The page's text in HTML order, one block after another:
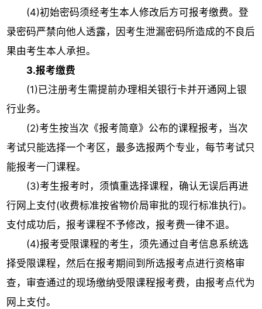
(4)初始密码须经考生本人修改后方可报考缴费。登
录密码严禁向他人透露，因考生泄漏密码所造成的不良后
果由考生本人承担。
3.报考缴费
(1)已注册考生需提前办理相关银行卡并开通网上银
行业务。
(2)考生按当次《报考简章》公布的课程报考，当次
考试只能选择一个考区，最多选报两个专业，每节考试只
能报考一门课程。
(3)考生报考时，须慎重选择课程，确认无误后再进
行网上支付(收费标准按省物价局审批的现行标准执行)。
支付成功后，报考课程不予修改，报考费一律不退。
(4)报考受限课程的考生，须先通过自考信息系统选
择受限课程，然后在报考期间到所选报考点进行资格审
查，审查通过的现场缴纳受限课程报考费，由报考点代为
网上支付。